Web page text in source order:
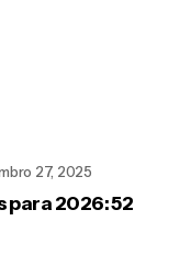
27, 2025
para 2026: 52